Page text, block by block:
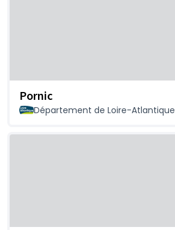
Pornic
Département de Loire-Atlantique